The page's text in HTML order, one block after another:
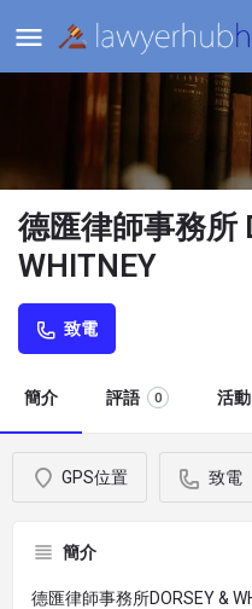
德匯律師事務所
WHITNEY
致電
簡介 評語 0 活動
GPS位置 致電
簡介
德匯律師事務所DORSEY &